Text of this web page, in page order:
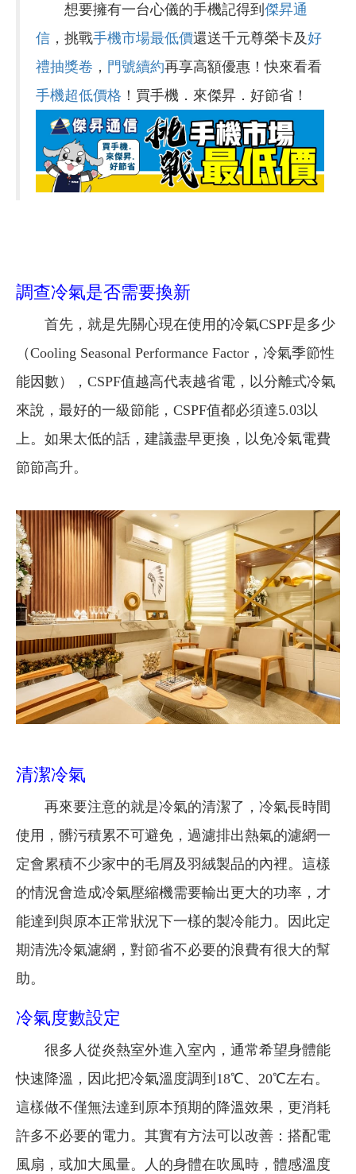
想要擁有一台心儀的手機記得到 傑昇通
信 ，挑戰手機市場最低價還送千元尊榮卡及好
禮抽獎卷 ， 門號續約再享高額優惠！快來看看
手機超低價格 ！買手機．來傑昇．好節省！
調查冷氣是否需要換新
首先，就是先關心現在使用的冷氣CSPF是多少
（Cooling Seasonal Performance Factor，冷氣季節性
能因數），CSPF值越高代表越省電，以分離式冷氣
來說，最好的一級節能，CSPF值都必須達5.03以
上。如果太低的話，建議盡早更換，以免冷氣電費
節節高升。
清潔冷氣
再來要注意的就是冷氣的清潔了，冷氣長時間
使用，髒污積累不可避免，過濾排出熱氣的濾網一
定會累積不少家中的毛屑及羽絨製品的內裡。這樣
的情況會造成冷氣壓縮機需要輸出更大的功率，才
能達到與原本正常狀況下一樣的製冷能力。因此定
期清洗冷氣濾網，對節省不必要的浪費有很大的幫
助。
冷氣度數設定
很多人從炎熱室外進入室內，通常希望身體能
快速降溫，因此把冷氣溫度調到18℃、20℃左右。
這樣做不僅無法達到原本預期的降溫效果，更消耗
許多不必要的電力。其實有方法可以改善：搭配電
風扇，或加大風量。人的身體在吹風時，體感溫度